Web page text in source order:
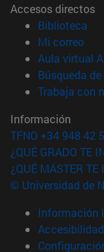
Accesos directos
Biblioteca
Mi correo
Aula virtual
Búsqueda
Trabaja con
Información
TFNO +34 948 42
¿QUÉ GRADO TE
¿QUÉ MÁSTER TE
© Universidad de
Información
Accesibilidad